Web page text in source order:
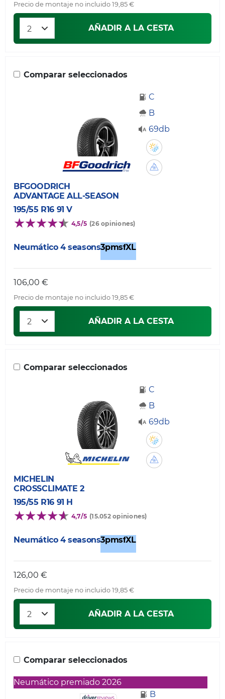
Precio de montaje no incluido 19,85 €
AÑADIR A LA CESTA
Comparar seleccionados
C
B
69db
BFGOODRICH
ADVANTAGE ALL-SEASON
195/55 R16 91 V
4,5/5 (26 opiniones)
Neumático 4 seasons3pmsfXL
106,00 €
Precio de montaje no incluido 19,85 €
AÑADIR A LA CESTA
Comparar seleccionados
C
B
69db
MICHELIN
CROSSCLIMATE 2
195/55 R16 91 H
4,7/5 (15.052 opiniones)
Neumático 4 seasons3pmsfXL
126,00 €
Precio de montaje no incluido 19,85 €
AÑADIR A LA CESTA
Comparar seleccionados
Neumático premiado 2026
B